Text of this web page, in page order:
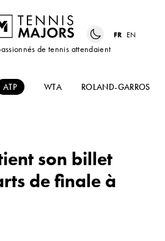
de tennis attendaient
FR EN
ATP WTA ROLAND-GARROS
son billet
de finale à